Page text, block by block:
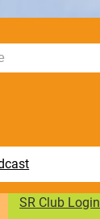
SR Club Login